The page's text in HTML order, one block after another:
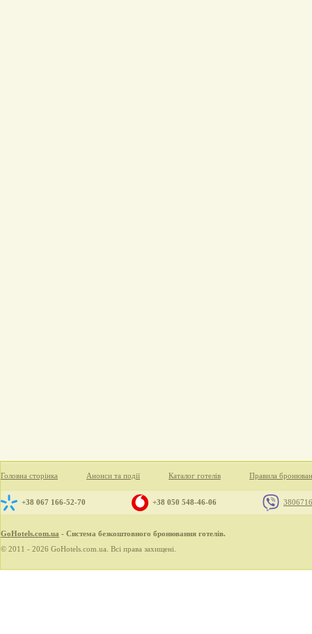
Головна сторінка Анонси та події Каталог готелів Правила
+38 067 166-52-70 +38 050 548-46-06
GoHotels.com.ua - Система безкоштовного бронювання готелів.
© 2011 - 2026 GoHotels.com.ua. Всі права захищені.